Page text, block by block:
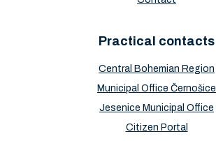
Practical contacts
Central Bohemian Region
Municipal Office Černošice
Jesenice Municipal Office
Citizen Portal